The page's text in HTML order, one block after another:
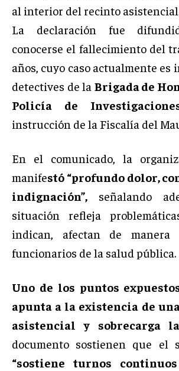
al interior del recinto
La declaración fue
conocerse el fallecimiento del
años, cuyo caso actualmente es
detectives de la Brigada de
Policía de
instrucción de la Fiscalía del
En el comunicado, la
manifestó “profundo dolor,
indignación”, señalando
situación refleja
indican, afectan de manera
funcionarios de la salud pública.
Uno de los puntos
apunta a la existencia de
asistencial y sobrecarga
documento sostienen que el
“sostiene turnos